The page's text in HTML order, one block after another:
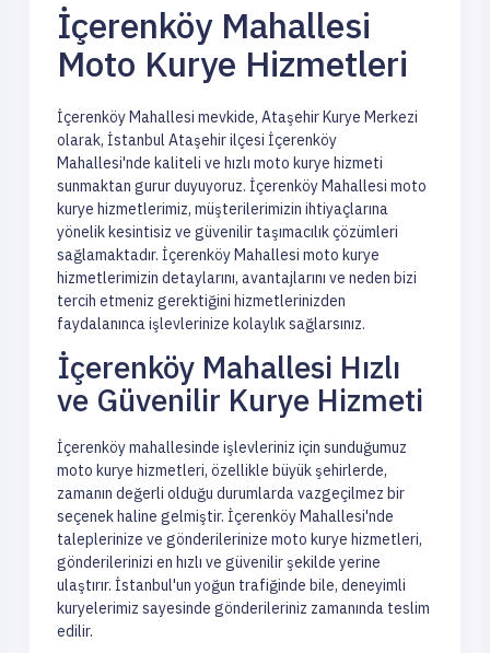
İçerenköy Mahallesi
Moto Kurye Hizmetleri
İçerenköy Mahallesi mevkide, Ataşehir Kurye Merkezi
olarak, İstanbul Ataşehir ilçesi İçerenköy
Mahallesi'nde kaliteli ve hızlı moto kurye hizmeti
sunmaktan gurur duyuyoruz. İçerenköy Mahallesi moto
kurye hizmetlerimiz, müşterilerimizin ihtiyaçlarına
yönelik kesintisiz ve güvenilir taşımacılık çözümleri
sağlamaktadır. İçerenköy Mahallesi moto kurye
hizmetlerimizin detaylarını, avantajlarını ve neden bizi
tercih etmeniz gerektiğini hizmetlerinizden
faydalanınca işlevlerinize kolaylık sağlarsınız.
İçerenköy Mahallesi Hızlı
ve Güvenilir Kurye Hizmeti
İçerenköy mahallesinde işlevleriniz için sunduğumuz
moto kurye hizmetleri, özellikle büyük şehirlerde,
zamanın değerli olduğu durumlarda vazgeçilmez bir
seçenek haline gelmiştir. İçerenköy Mahallesi'nde
taleplerinize ve gönderilerinize moto kurye hizmetleri,
gönderilerinizi en hızlı ve güvenilir şekilde yerine
ulaştırır. İstanbul'un yoğun trafiğinde bile, deneyimli
kuryelerimiz sayesinde gönderileriniz zamanında teslim
edilir.